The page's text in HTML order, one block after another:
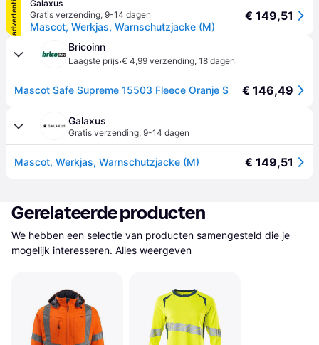
advertentie
Galaxus
Gratis verzending, 9-14 dagen
Mascot, Werkjas, Warnschutzjacke (M)
€ 149,51
Bricoinn
Laagste prijs·€ 4,99 verzending, 18 dagen
Mascot Safe Supreme 15503 Fleece Oranje S € 146,49
Galaxus
Gratis verzending, 9-14 dagen
Mascot, Werkjas, Warnschutzjacke (M) € 149,51
Gerelateerde producten
We hebben een selectie van producten samengesteld die je
mogelijk interesseren. Alles weergeven